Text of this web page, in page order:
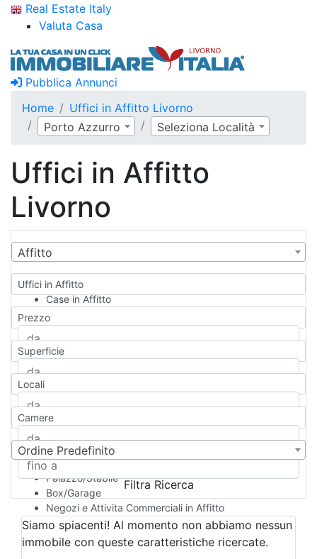
Real Estate Italy
Valuta Casa
Pubblica Annunci
Home
Uffici in Affitto Livorno
Porto Azzurro
Seleziona Località
Uffici in Affitto
Livorno
Affitto
Uffici in Affitto
Case in Affitto
Qualsiasi
Appartamento
Casa indipendente
Casa Semi-indipendente
Attico/Mansarda
Rustico/Casale
Camera d'Albergo
Multiproprietà
Palazzo/Stabile
Box/Garage
Negozi e Attivita Commerciali in Affitto
Qualsiasi
Attività/Licenza Commerciale
Azienda Agricola
Prezzo
Superficie
Locali
Camere
Ordine Predefinito
Filtra Ricerca
Siamo spiacenti! Al momento non abbiamo nessun
immobile con queste caratteristiche ricercate.